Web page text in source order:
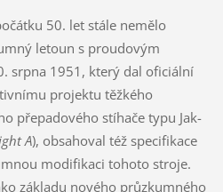
50. let stále nemělo
letoun s proudovým
srpna 1951, který dal oficiální
projektu těžkého
přepadového stíhače typu Jak-
A), obsahoval též specifikace
modifikaci tohoto stroje.
základu nového průzkumného